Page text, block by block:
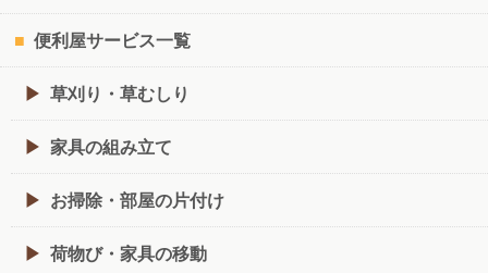
便利屋サービス一覧
草刈り・草むしり
家具の組み立て
お掃除・部屋の片付け
荷物び・家具の移動